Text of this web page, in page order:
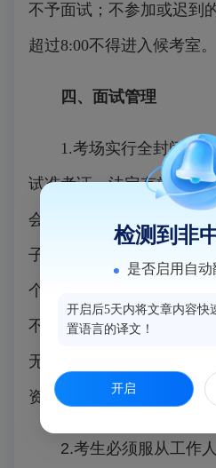
不予面试；不参加或迟到
超过8:00不得进入候考室。
四、面试管理
1.考场实行全封闭管
试准考证、法定有效身份
会保障卡）外， 考生携带
子手表等带有存储、通讯
个人物品均交由物品寄存
不得带入面试候考室和面
无关人员接触、联络，否
资格。
2.考生必须服从工作
检测到非
是否启用自动
开启后5天内将文章内容快
置语言的译文！
开启